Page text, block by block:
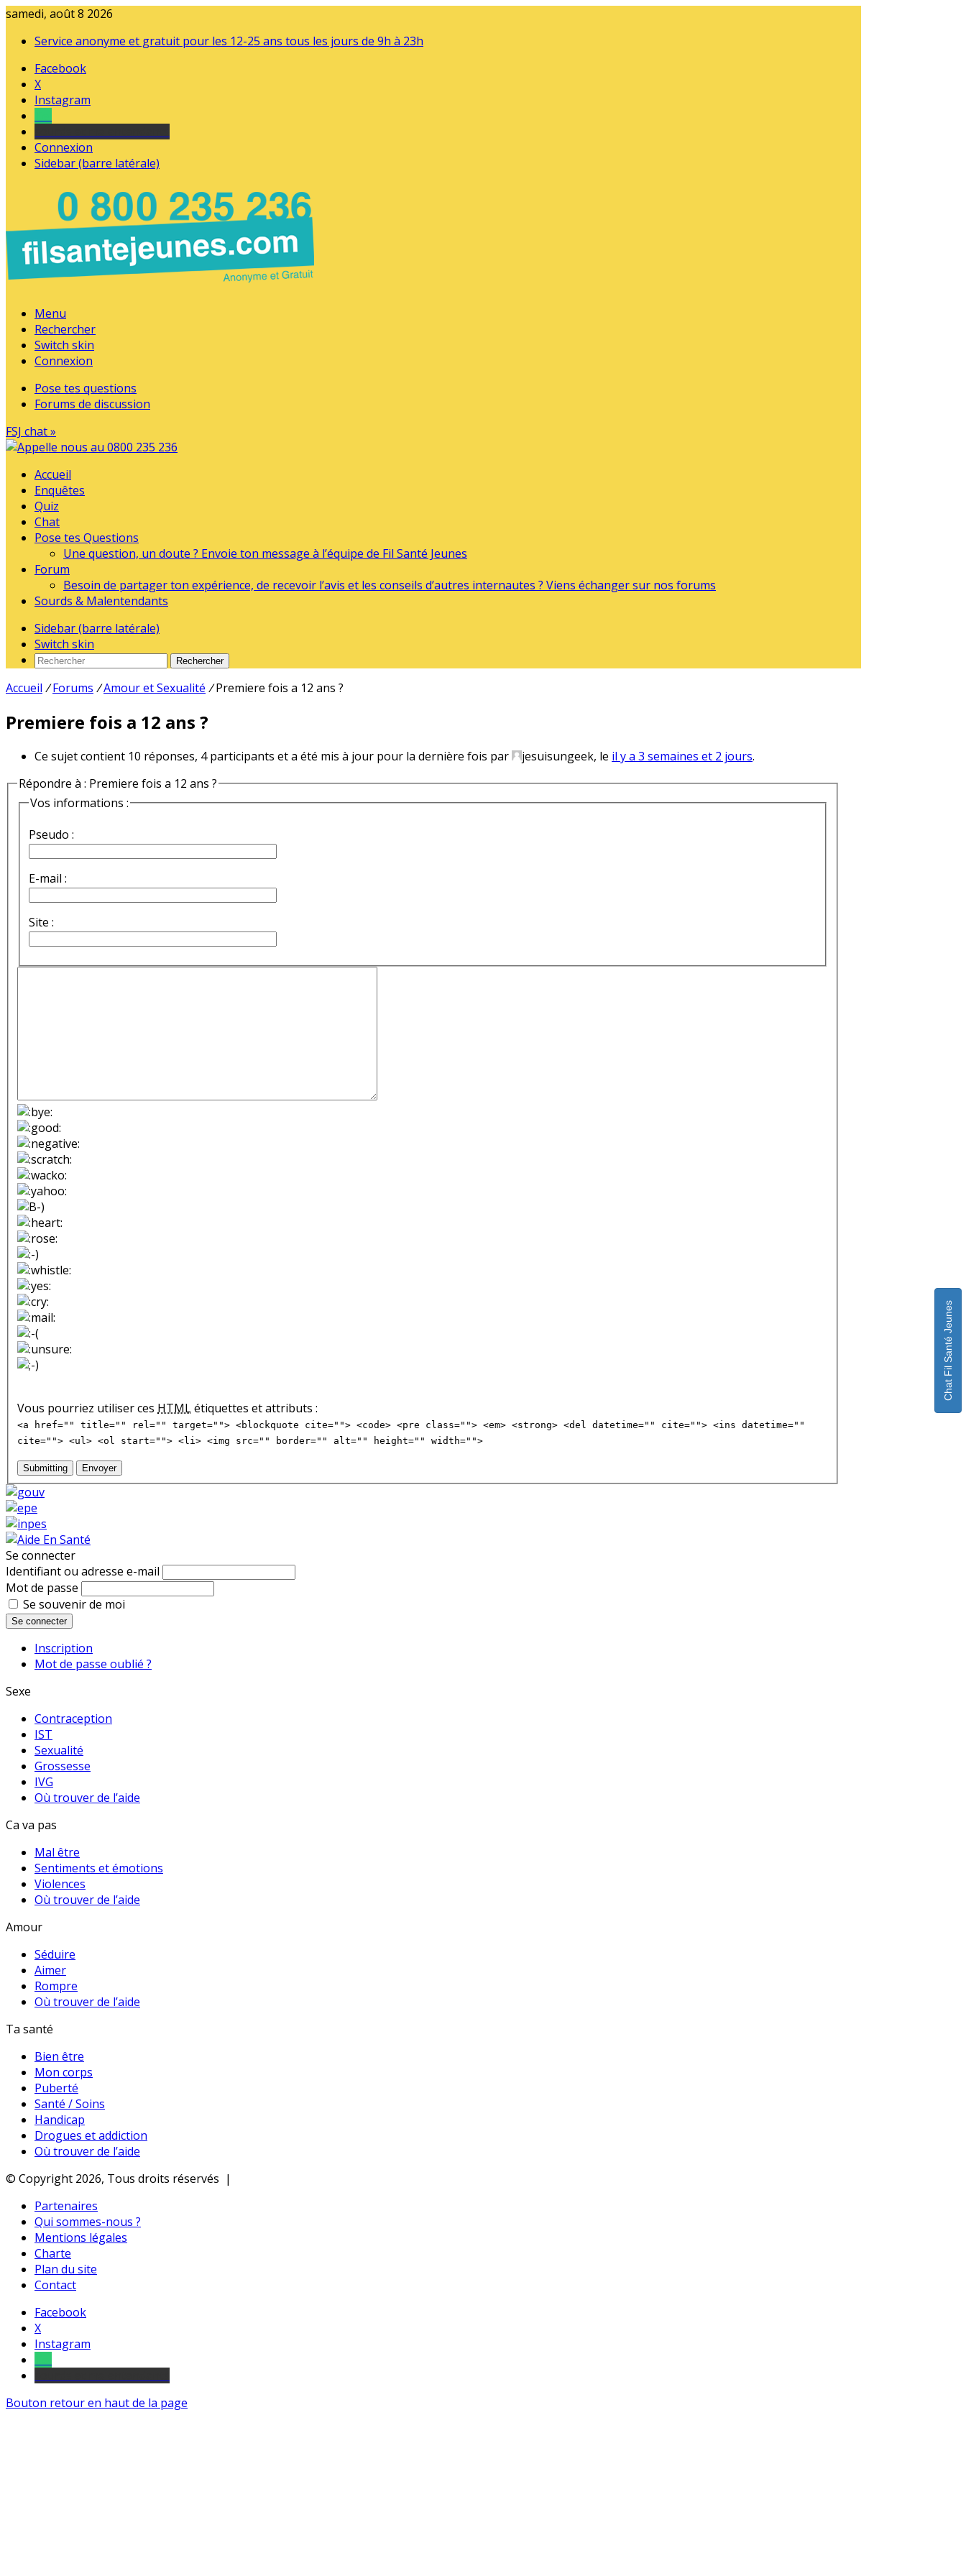
samedi, août 8 2026
Service anonyme et gratuit pour les 12-25 ans tous les jours de 9h à 23h
Facebook
X
Instagram
Connexion
Sidebar (barre latérale)
Menu
Rechercher
Switch skin
Connexion
Pose tes questions
Forums de discussion
FSJ chat »
Accueil
Enquêtes
Quiz
Chat
Pose tes Questions
Une question, un doute ? Envoie ton message à l’équipe de Fil Santé Jeunes
Forum
Besoin de partager ton expérience, de recevoir l’avis et les conseils d’autres internautes ? Viens échanger sur nos forums
Sourds & Malentendants
Sidebar (barre latérale)
Switch skin
Rechercher
Accueil / Forums /Amour et Sexualité / Premiere fois a 12 ans ?
Premiere fois a 12 ans ?
Ce sujet contient 10 réponses, 4 participants et a été mis à jour pour la dernière fois par jesuisungeek, le il y a 3 semaines et 2 jours.
Répondre à : Premiere fois a 12 ans ?
Vos informations :
Pseudo :
E-mail :
Site :
Vous pourriez utiliser ces HTMLétiquettes et attributs :
<a href="" title="" rel="" target=""> <blockquote cite=""> <code> <pre class=""> <em> <strong> <del datetime="" cite=""> <ins datetime=""
cite=""> <ul> <ol start=""> <li> <img src="" border="" alt="" height="" width="">
Submitting Envoyer
Se connecter
Identifiant ou adresse e-mail
Mot de passe
Se souvenir de moi
Se connecter
Inscription
Mot de passe oublié ?
Sexe
Contraception
IST
Sexualité
Grossesse
IVG
Où trouver de l’aide
Ca va pas
Mal être
Sentiments et émotions
Violences
Où trouver de l’aide
Amour
Séduire
Aimer
Rompre
Où trouver de l’aide
Ta santé
Bien être
Mon corps
Puberté
Santé / Soins
Handicap
Drogues et addiction
Où trouver de l’aide
© Copyright 2026, Tous droits réservés |
Partenaires
Qui sommes-nous ?
Mentions légales
Charte
Plan du site
Contact
Facebook
X
Instagram
Bouton retour en haut de la page
Chat Fil Santé Jeunes